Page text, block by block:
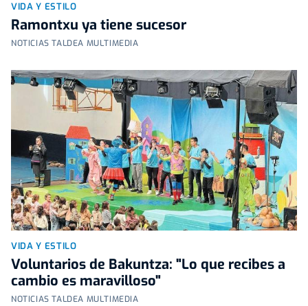
VIDA Y ESTILO
Ramontxu ya tiene sucesor
NOTICIAS TALDEA MULTIMEDIA
VIDA Y ESTILO
Voluntarios de Bakuntza: "Lo que recibes a
cambio es maravilloso"
NOTICIAS TALDEA MULTIMEDIA